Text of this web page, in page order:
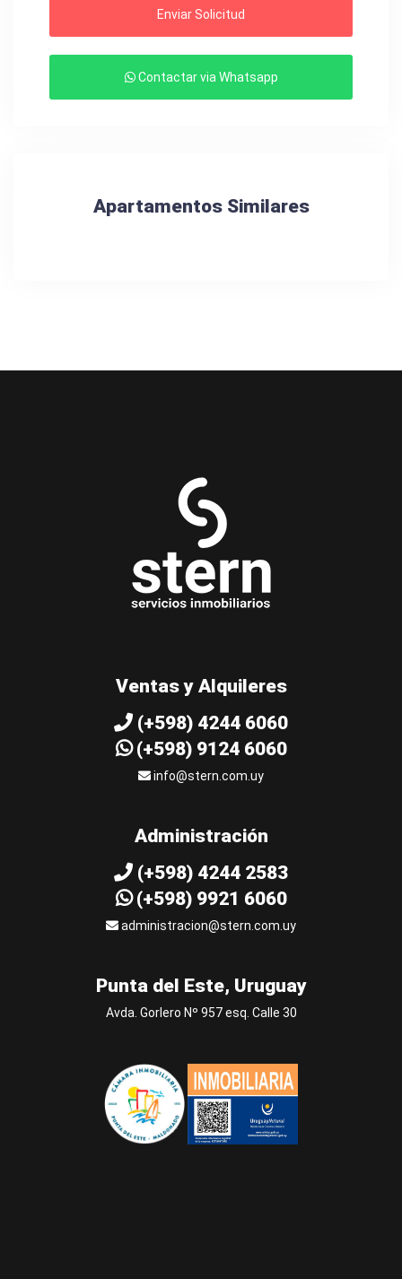
Enviar Solicitud
Contactar via Whatsapp
Apartamentos Similares
Ventas y Alquileres
(+598) 4244 6060
(+598) 9124 6060
info@stern.com.uy
Administración
(+598) 4244 2583
(+598) 9921 6060
administracion@stern.com.uy
Punta del Este, Uruguay
Avda. Gorlero Nº 957 esq. Calle 30